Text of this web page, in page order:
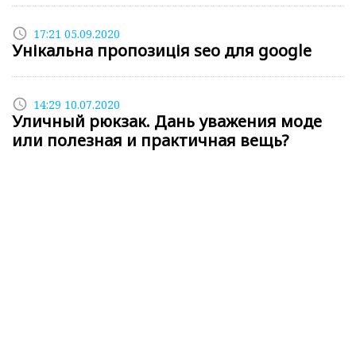
access_time 17:21 05.09.2020
Унікальна пропозиція seo для google
access_time 14:29 10.07.2020
Уличный рюкзак. Дань уважения моде
или полезная и практичная вещь?